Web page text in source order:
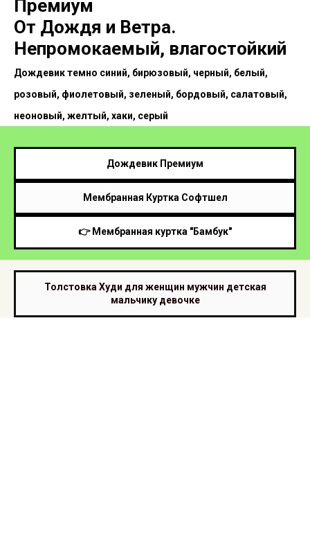
Премиум
От Дождя и Ветра.
Непромокаемый, влагостойкий
Дождевик темно синий, бирюзовый, черный, белый,
розовый, фиолетовый, зеленый, бордовый, салатовый,
неоновый, желтый, хаки, серый
Дождевик Премиум
Мембранная Куртка Софтшел
👉 Мембранная куртка "Бамбук"
Толстовка Худи для женщин мужчин детская
мальчику девочке